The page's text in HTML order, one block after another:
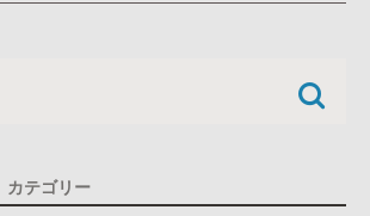
カテゴリー